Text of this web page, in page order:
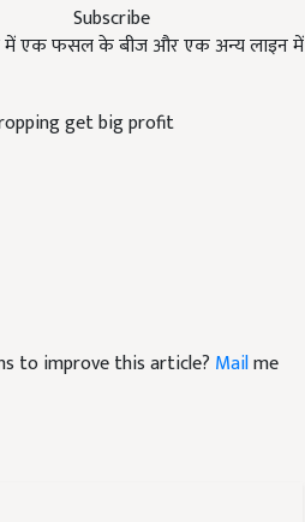
Subscribe
में एक फसल के बीज और एक अन्य लाइन में
get big profit
to improve this article? Mailme